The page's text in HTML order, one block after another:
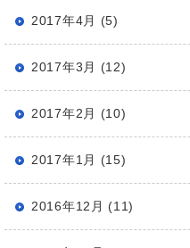
2017年4月 (5)
2017年3月 (12)
2017年2月 (10)
2017年1月 (15)
2016年12月 (11)